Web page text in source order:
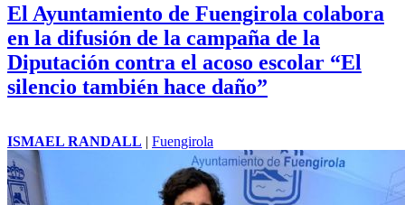
El Ayuntamiento de Fuengirola colabora
en la difusión de la campaña de la
Diputación contra el acoso escolar “El
silencio también hace daño”
ISMAEL RANDALL | Fuengirola